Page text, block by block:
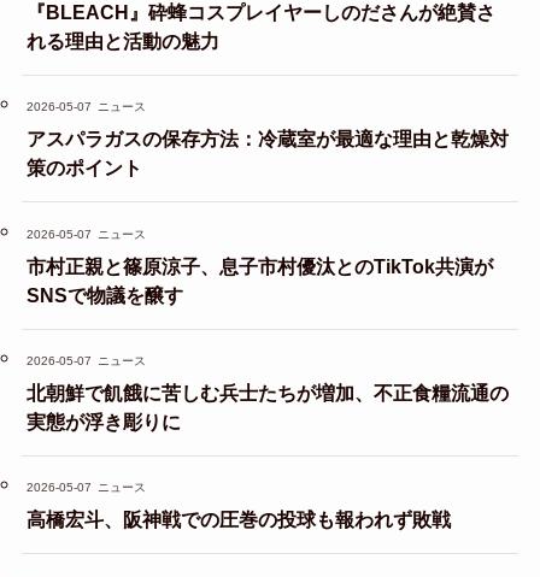
『BLEACH』砕蜂コスプレイヤーしのださんが絶賛さ
れる理由と活動の魅力
2026-05-07 ニュース
アスパラガスの保存方法：冷蔵室が最適な理由と乾燥対
策のポイント
2026-05-07 ニュース
市村正親と篠原涼子、息子市村優汰とのTikTok共演が
SNSで物議を醸す
2026-05-07 ニュース
北朝鮮で飢餓に苦しむ兵士たちが増加、不正食糧流通の
実態が浮き彫りに
2026-05-07 ニュース
高橋宏斗、阪神戦での圧巻の投球も報われず敗戦